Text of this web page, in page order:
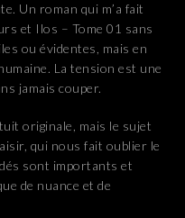
Un roman qui m’a fait
et Ilos – Tome 01 sans
ou évidentes, mais en
La tension est une
jamais couper.
originale, mais le sujet
qui nous fait oublier le
sont importants et
de nuance et de